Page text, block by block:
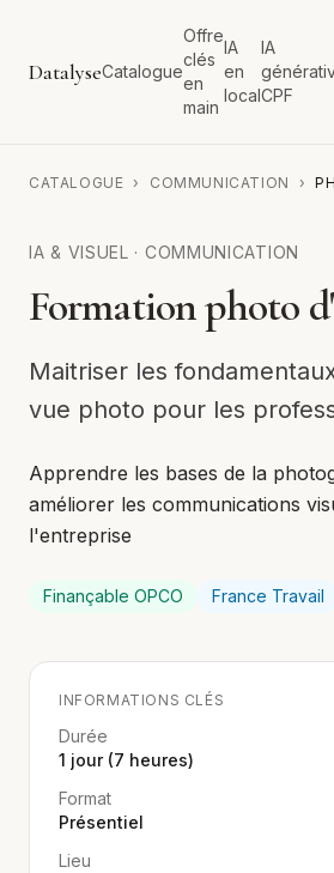
DatalyseCatalogue
Offre
clés
en
main
IA
en
local
IA
CPF
CATALOGUE › COMMUNICATION ›
IA & VISUEL · COMMUNICATION
Formation photo
Maitriser les
vue photo pour les
Apprendre les bases de la
améliorer les communications
l'entreprise
Finançable OPCO France Travail
INFORMATIONS CLÉS
Durée
1 jour (7 heures)
Format
Présentiel
Lieu